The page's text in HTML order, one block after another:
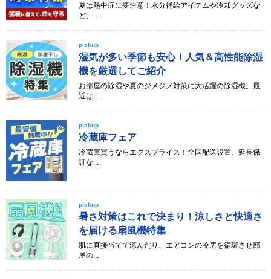
夏は熱中症に要注意！水分補給アイテムや冷却グッズな
ど、...
pickup
湿気が多い季節も安心！人気＆高性能除湿
機を厳選してご紹介
お部屋の除湿や夏のジメジメ対策に大活躍の除湿機。最
近は...
pickup
冷蔵庫フェア
冷蔵庫買うならエクスプライス！全国配送設置、延長保
証な...
pickup
暑さ対策はこれで決まり！涼しさと快適さ
を届ける扇風機特集
肌に直接当てて涼んだり、エアコンの冷房を循環させ部
屋の...